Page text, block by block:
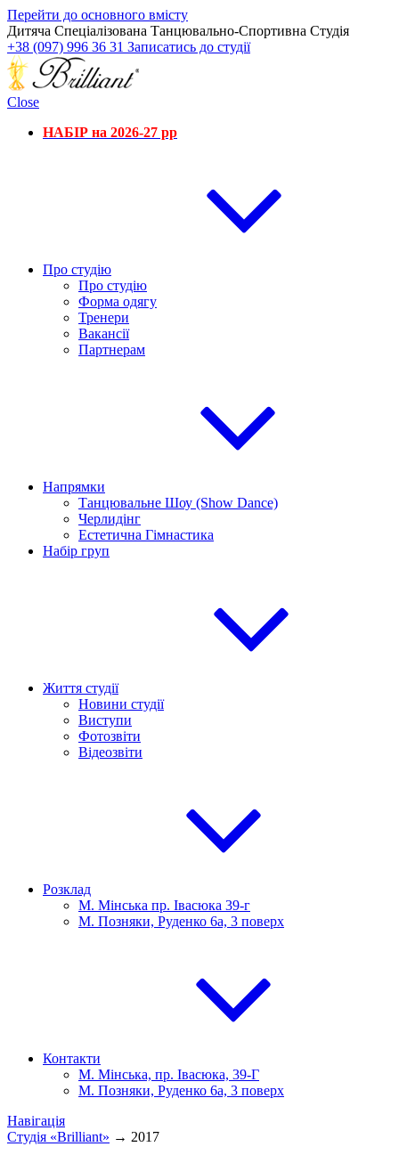
Перейти до основного вмісту
Дитяча Спеціалізована Танцювально-Спортивна Студія
+38 (097) 996 36 31 Записатись до студії
Close
НАБІР на 2026-27 рр
Про студію
Про студію
Форма одягу
Тренери
Вакансії
Партнерам
Напрямки
Танцювальне Шоу (Show Dance)
Черлидінг
Естетична Гімнастика
Набір груп
Життя студії
Новини студії
Виступи
Фотозвіти
Відеозвіти
Розклад
М. Мінська пр. Івасюка 39-г
М. Позняки, Руденко 6а, 3 поверх
Контакти
М. Мінська, пр. Івасюка, 39-Г
М. Позняки, Руденко 6а, 3 поверх
Навігація
Студія «Brilliant» → 2017